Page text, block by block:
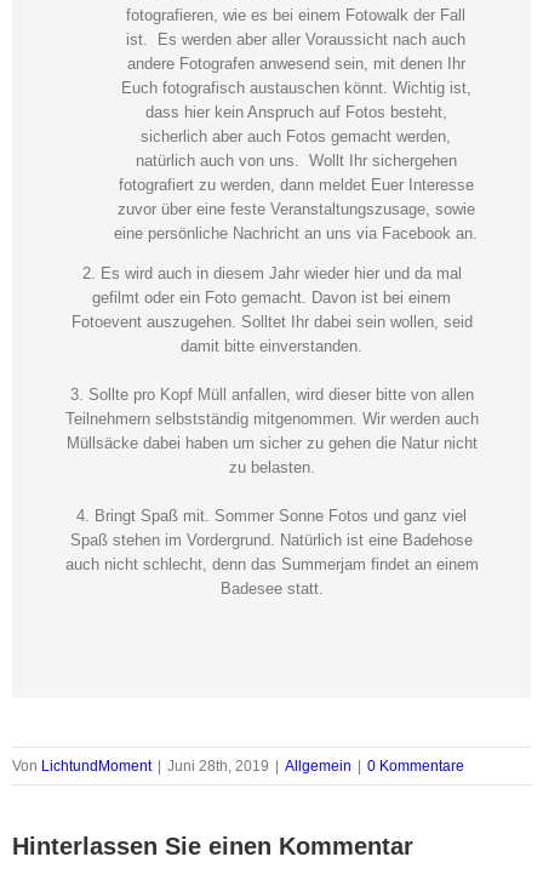
fotografieren, wie es bei einem Fotowalk der Fall
ist. Es werden aber aller Voraussicht nach auch
andere Fotografen anwesend sein, mit denen Ihr
Euch fotografisch austauschen könnt. Wichtig ist,
dass hier kein Anspruch auf Fotos besteht,
sicherlich aber auch Fotos gemacht werden,
natürlich auch von uns. Wollt Ihr sichergehen
fotografiert zu werden, dann meldet Euer Interesse
zuvor über eine feste Veranstaltungszusage, sowie
eine persönliche Nachricht an uns via Facebook an.
2. Es wird auch in diesem Jahr wieder hier und da mal
gefilmt oder ein Foto gemacht. Davon ist bei einem
Fotoevent auszugehen. Solltet Ihr dabei sein wollen, seid
damit bitte einverstanden.
3. Sollte pro Kopf Müll anfallen, wird dieser bitte von allen
Teilnehmern selbstständig mitgenommen. Wir werden auch
Müllsäcke dabei haben um sicher zu gehen die Natur nicht
zu belasten.
4. Bringt Spaß mit. Sommer Sonne Fotos und ganz viel
Spaß stehen im Vordergrund. Natürlich ist eine Badehose
auch nicht schlecht, denn das Summerjam findet an einem
Badesee statt.
Von LichtundMoment Juni 28th, 2019 Allgemein 0 Kommentare
Hinterlassen Sie einen Kommentar